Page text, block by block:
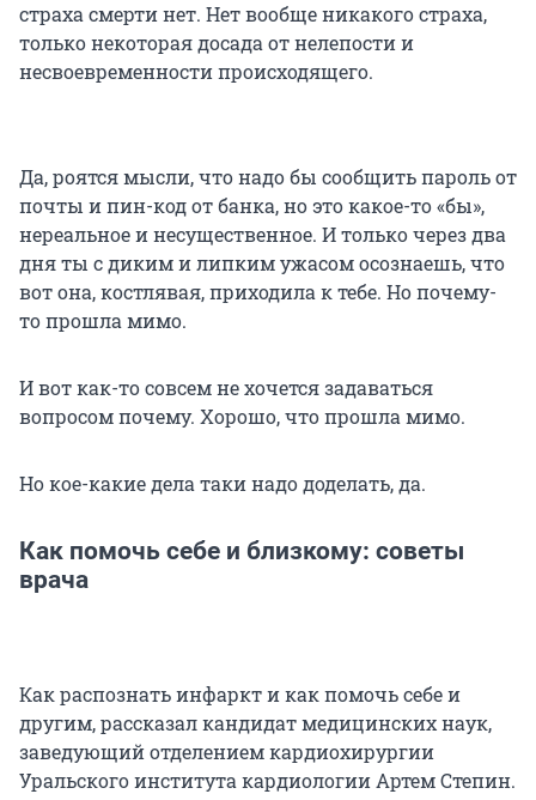
страха смерти нет. Нет вообще никакого страха,
только некоторая досада от нелепости и
несвоевременности происходящего.
Да, роятся мысли, что надо бы сообщить пароль от
почты и пин-код от банка, но это какое-то «бы»,
нереальное и несущественное. И только через два
дня ты с диким и липким ужасом осознаешь, что
вот она, костлявая, приходила к тебе. Но почему-
то прошла мимо.
И вот как-то совсем не хочется задаваться
вопросом почему. Хорошо, что прошла мимо.
Но кое-какие дела таки надо доделать, да.
Как помочь себе и близкому: советы
врача
Как распознать инфаркт и как помочь себе и
другим, рассказал кандидат медицинских наук,
заведующий отделением кардиохирургии
Уральского института кардиологии Артем Степин.